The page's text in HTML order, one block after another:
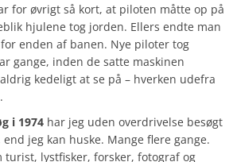
for øvrigt så kort, at piloten måtte op på
hjulene tog jorden. Ellers endte man
enden af banen. Nye piloter tog
gange, inden de satte maskinen
kedeligt at se på – hverken udefra
i 1974 har jeg uden overdrivelse besøgt
jeg kan huske. Mange flere gange.
turist, lystfisker, forsker, fotograf og